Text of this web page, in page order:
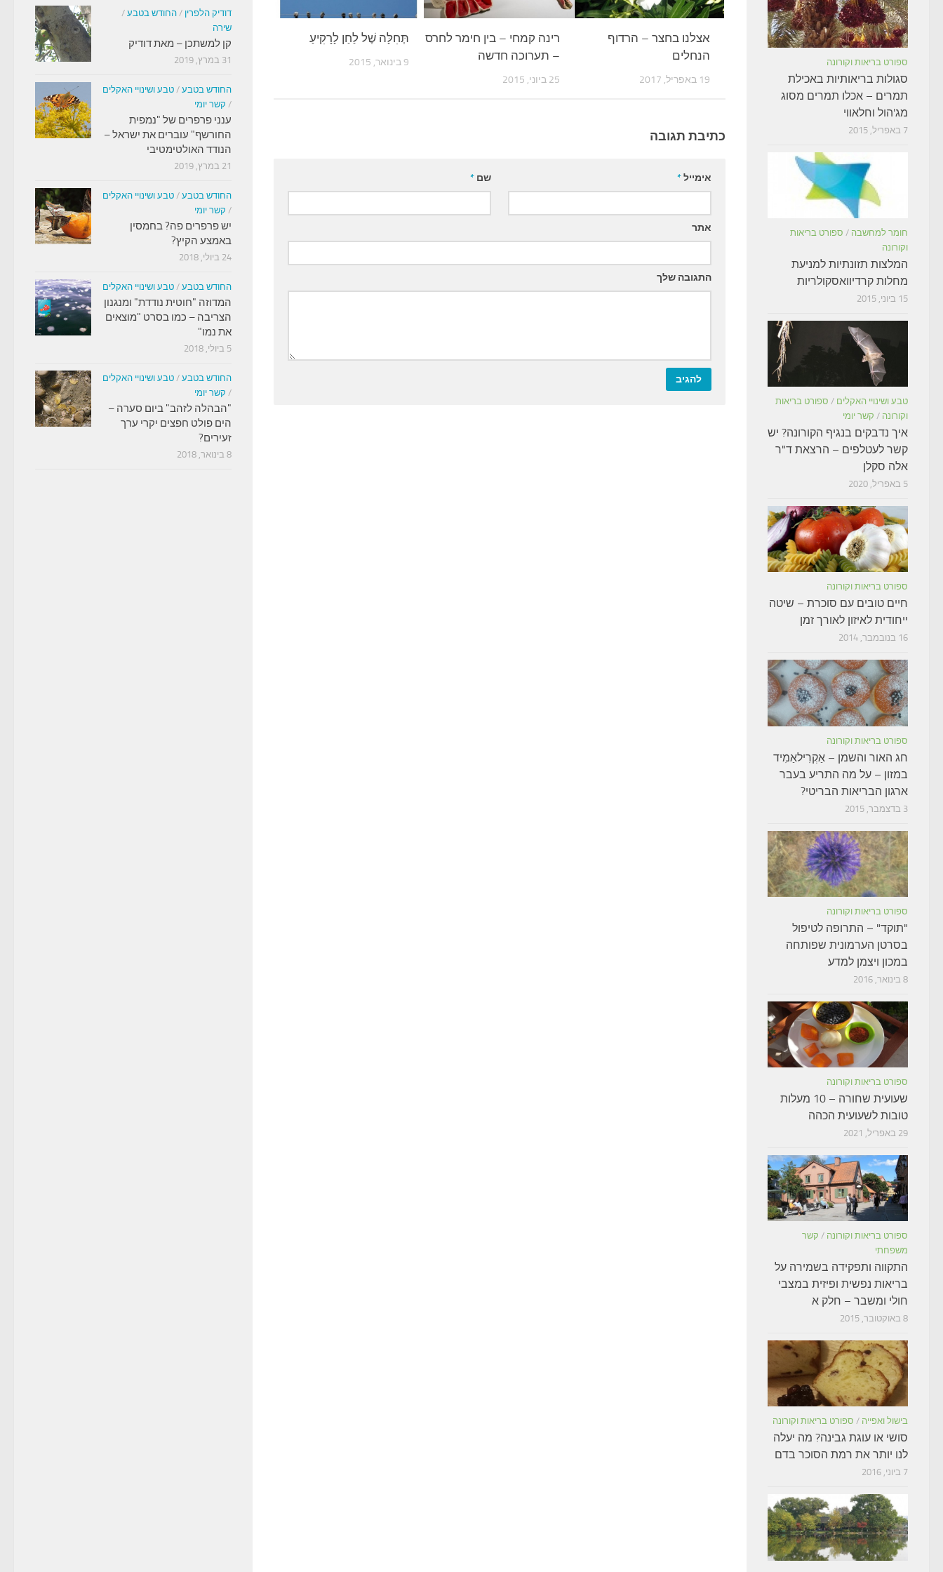
תְּחִלָּה שֶׁל לַחַן לָרָקִיעַ
9 בינואר, 2015
רינה קמחי – בין חימר לחרס
– תערוכה חדשה
25 ביוני, 2015
אצלנו בחצר – הרדוף
הנחלים
19 באפריל, 2017
כתיבת תגובה
שם* אימייל*
אתר
התגובה שלך
דודיק הלפרין / החודש בטבע /
שירה
קן למשתכן – מאת דודיק
31 במרץ, 2019
החודש בטבע / טבע ושינויי האקלים
/ קשר יומי
ענני פרפרים של "נמפית
החורשף" עוברים את ישראל –
הנודד האולטימטיבי
21 במרץ, 2019
החודש בטבע / טבע ושינויי האקלים
/ קשר יומי
יש פרפרים פה? בחמסין
באמצע הקיץ?
24 ביולי, 2018
החודש בטבע / טבע ושינויי האקלים
המדוזה "חוטית נודדת" ומנגנון
הצריבה – כמו בסרט "מוצאים
את נמו"
5 ביולי, 2018
החודש בטבע / טבע ושינויי האקלים
/ קשר יומי
"הבהלה לזהב" ביום סערה –
הים פולט חפצים יקרי ערך
זעירים?
8 בינואר, 2018
ספורט בריאות וקורונה
סגולות בריאותיות באכילת
תמרים – אכלו תמרים מסוג
מג'הול וחלאווי
7 באפריל, 2015
חומר למחשבה / ספורט בריאות
וקורונה
המלצות תזונתיות למניעת
מחלות קרדיוואסקולריות
15 ביוני, 2015
טבע ושינויי האקלים / ספורט בריאות
וקורונה / קשר יומי
איך נדבקים בנגיף הקורונה? יש
קשר לעטלפים – הרצאת ד"ר
אלה סקלן
5 באפריל, 2020
ספורט בריאות וקורונה
חיים טובים עם סוכרת – שיטה
ייחודית לאיזון לאורך זמן
16 בנובמבר, 2014
ספורט בריאות וקורונה
חג האור והשמן – אַקְרִילאַמִיד
במזון – על מה התריע בעבר
ארגון הבריאות הבריטי?
3 בדצמבר, 2015
ספורט בריאות וקורונה
"תוקד" – התרופה לטיפול
בסרטן הערמונית שפותחה
במכון ויצמן למדע
8 בינואר, 2016
ספורט בריאות וקורונה
שעועית שחורה – 10 מעלות
טובות לשעועית הכהה
29 באפריל, 2021
ספורט בריאות וקורונה / קשר
משפחתי
התקווה ותפקידה בשמירה על
בריאות נפשית ופיזית במצבי
חולי ומשבר – חלק א
8 באוקטובר, 2015
בישול ואפייה / ספורט בריאות וקורונה
סושי או עוגת גבינה? מה יעלה
לנו יותר את רמת הסוכר בדם
7 ביוני, 2016